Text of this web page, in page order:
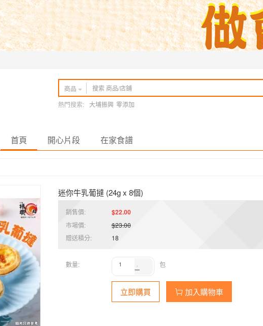
商品
熱門搜索: 大埔振興 零添加
首頁 開心片段 在家食譜
迷你牛乳葡撻 (24g x 8個)
銷售價: $22.00
市場價:
$23.00
贈送積分:
18
數量: 包
立即購買 加入購物車